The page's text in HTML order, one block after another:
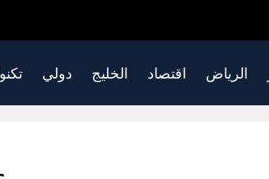
الرياض اقتصاد الخليج دولي